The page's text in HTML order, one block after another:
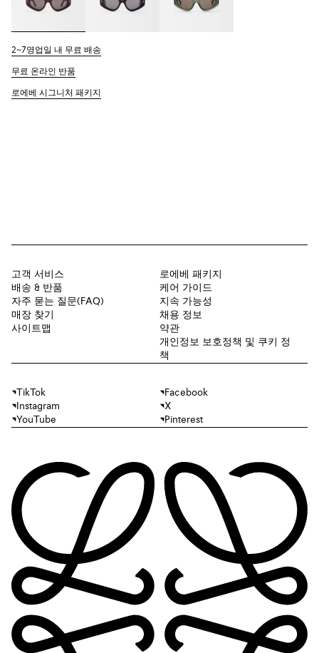
2~7영업일 내 무료 배송
무료 온라인 반품
로에베 시그니처 패키지
고객 서비스
배송 & 반품
자주 묻는 질문(FAQ)
매장 찾기
사이트맵
로에베 패키지
케어 가이드
지속 가능성
채용 정보
약관
개인정보 보호정책 및 쿠키 정
책
TikTok
Facebook
Instagram
X
YouTube
Pinterest